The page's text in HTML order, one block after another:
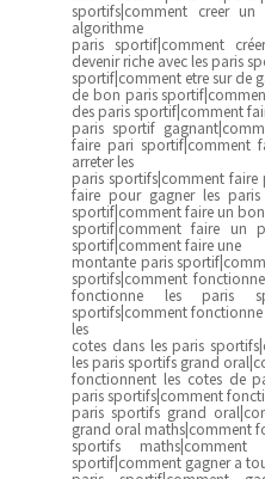
sportifs|comment creer
algorithme
paris sportif|comment
devenir riche avec les paris
sportif|comment etre sur de
de bon paris
des paris sportif|comment
paris sportif
faire pari sportif|comment
arreter les
paris sportifs|comment
faire pour gagner les
sportif|comment faire un
sportif|comment faire un
sportif|comment faire une
montante paris
sportifs|comment
fonctionne les paris
sportifs|comment
les
cotes dans les paris
les paris sportifs grand
fonctionnent les cotes de
paris sportifs|comment
paris sportifs grand
grand oral maths|comment
sportifs
sportif|comment gagner a